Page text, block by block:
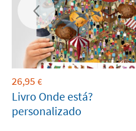
26,95 €
Livro Onde está?
personalizado